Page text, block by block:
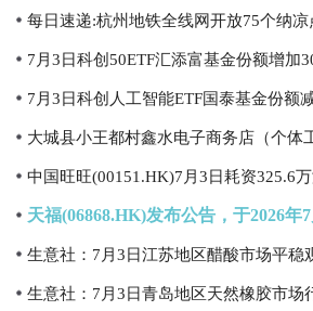
每日速递:杭州地铁全线网开放75个纳凉
中国旺旺(00151.HK)7月3日耗资325.6
生意社：7月3日江苏地区醋酸市场平稳
生意社：7月3日青岛地区天然橡胶市场